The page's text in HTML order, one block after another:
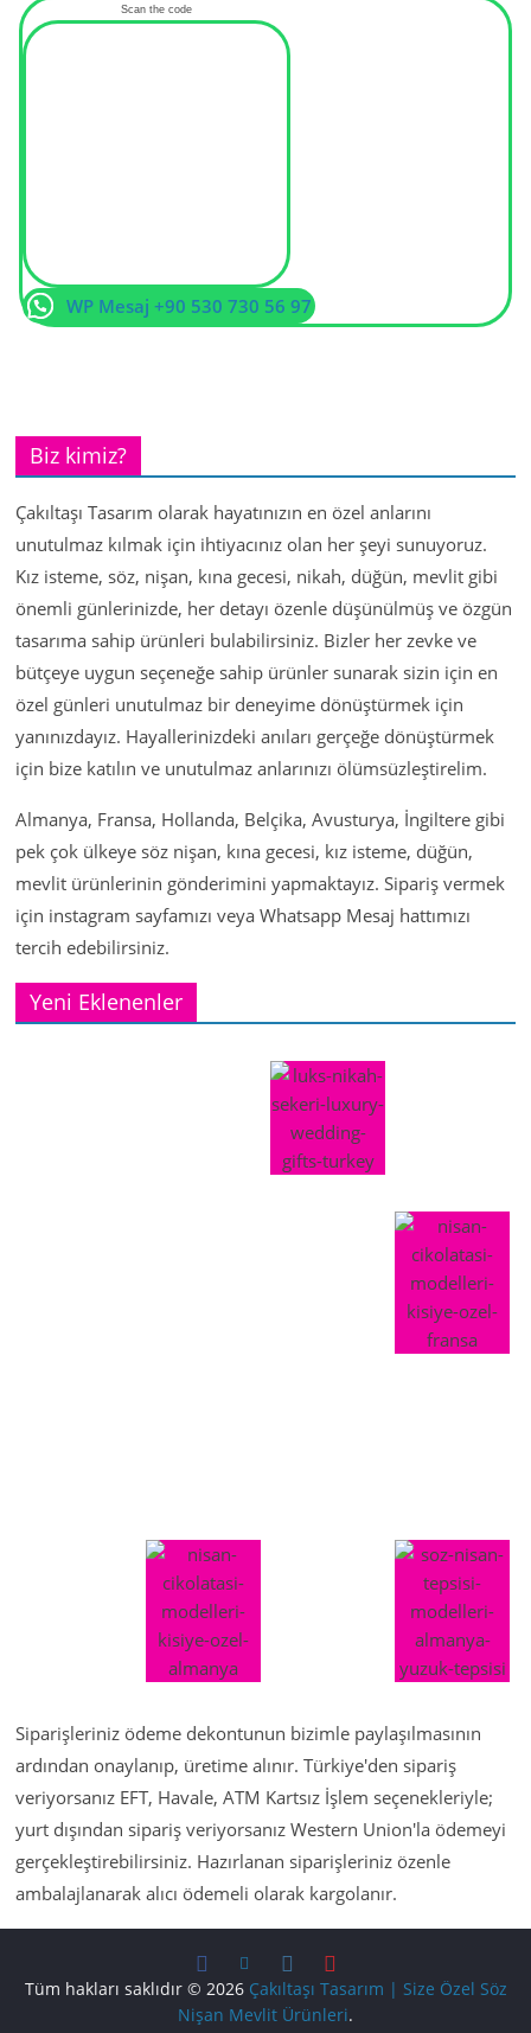
Scan the code
WP Mesaj +90 530 730 56 97
Biz kimiz?
Çakıltaşı Tasarım olarak hayatınızın en özel anlarını
unutulmaz kılmak için ihtiyacınız olan her şeyi sunuyoruz.
Kız isteme, söz, nişan, kına gecesi, nikah, düğün, mevlit gibi
önemli günlerinizde, her detayı özenle düşünülmüş ve özgün
tasarıma sahip ürünleri bulabilirsiniz. Bizler her zevke ve
bütçeye uygun seçeneğe sahip ürünler sunarak sizin için en
özel günleri unutulmaz bir deneyime dönüştürmek için
yanınızdayız. Hayallerinizdeki anıları gerçeğe dönüştürmek
için bize katılın ve unutulmaz anlarınızı ölümsüzleştirelim.
Almanya, Fransa, Hollanda, Belçika, Avusturya, İngiltere gibi
pek çok ülkeye söz nişan, kına gecesi, kız isteme, düğün,
mevlit ürünlerinin gönderimini yapmaktayız. Sipariş vermek
için instagram sayfamızı veya Whatsapp Mesaj hattımızı
tercih edebilirsiniz.
Yeni Eklenenler
Siparişleriniz ödeme dekontunun bizimle paylaşılmasının
ardından onaylanıp, üretime alınır. Türkiye'den sipariş
veriyorsanız EFT, Havale, ATM Kartsız İşlem seçenekleriyle;
yurt dışından sipariş veriyorsanız Western Union'la ödemeyi
gerçekleştirebilirsiniz. Hazırlanan siparişleriniz özenle
ambalajlanarak alıcı ödemeli olarak kargolanır.
Tüm hakları saklıdır © 2026 Çakıltaşı Tasarım | Size Özel Söz
Nişan Mevlit Ürünleri.